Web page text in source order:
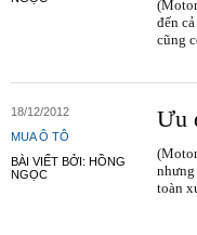
đến
cũng
18/12/2012
MUA Ô TÔ
BÀI VIẾT BỞI: HỒNG
NGỌC
Ưu
nhưng
toàn